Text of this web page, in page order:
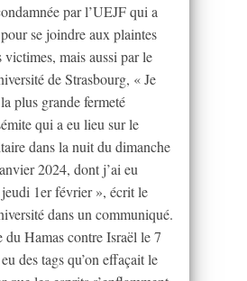
par l’UEJF qui a
se joindre aux plaintes
victimes, mais aussi par le
de Strasbourg, « Je
plus grande fermeté
qui a eu lieu sur le
dans la nuit du dimanche
2024, dont j’ai eu
1er février », écrit le
dans un communiqué.
du Hamas contre Israël le 7
des tags qu’on effaçait le